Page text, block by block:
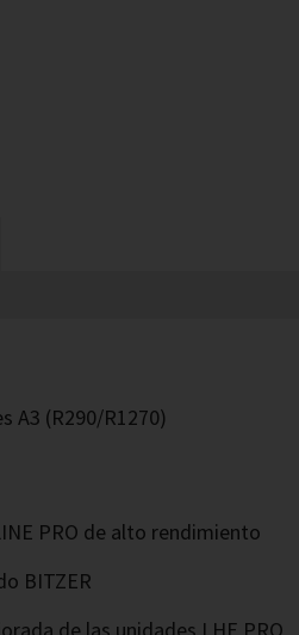
A3 (R290/R1270)
PRO de alto rendimiento
BITZER